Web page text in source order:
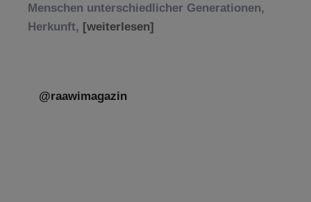
Menschen unterschiedlicher Generationen,
Herkunft, [weiterlesen]
@raawimagazin